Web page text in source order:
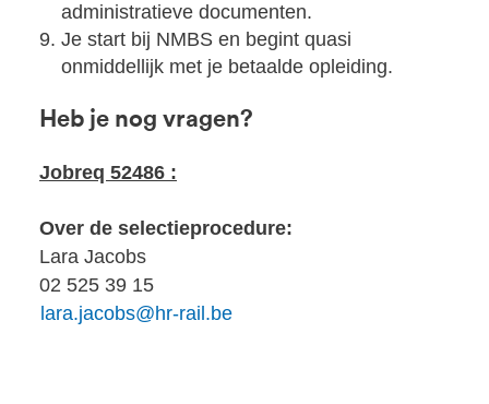
administratieve documenten.
Je start bij NMBS en begint quasi
onmiddellijk met je betaalde opleiding.
Heb je nog vragen?
Jobreq 52486 :
Over de selectieprocedure:
Lara Jacobs
02 525 39 15
lara.jacobs@hr-rail.be